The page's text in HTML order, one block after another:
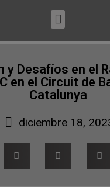
y Desafíos en el
en el Circuit de
Catalunya
diciembre 18,